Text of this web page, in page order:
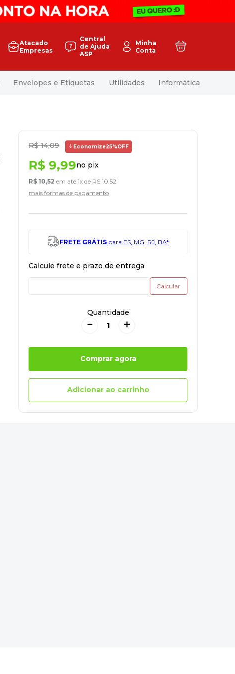
Atacado
Empresas
Central
de Ajuda
ASP
Minha
Conta
Envelopes e Etiquetas Utilidades Informática
R$ 14,09 Economize25%OFF
R$ 9,99no pix
R$ 10,52 em até1x de R$ 10 ,52
mais formas de pagamento
FRETE GRÁTIS para ES, MG, RJ, BA*
Quantidade
＋
－
Comprar agora
Adicionar ao carrinho